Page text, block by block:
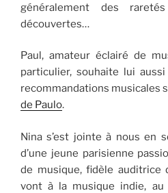
généralement des
découvertes…
Paul, amateur éclairé de
particulier, souhaite lui
recommandations musicales
de Paulo.
Nina s’est jointe à nous en
d’une jeune parisienne
de musique, fidèle auditrice
vont à la musique indie, au